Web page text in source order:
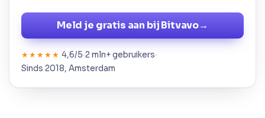
Meld je gratis aan bij Bitvavo→
★★★★★ 4,6/5 2 mln+ gebruikers
Sinds 2018, Amsterdam